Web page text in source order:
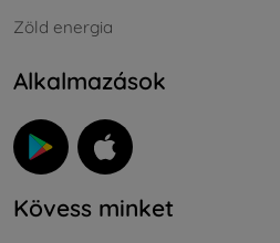
Zöld energia
Alkalmazások
Kövess minket